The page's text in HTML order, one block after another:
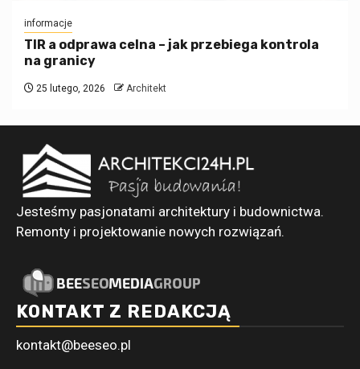
informacje
TIR a odprawa celna – jak przebiega kontrola
na granicy
25 lutego, 2026 Architekt
Jesteśmy pasjonatami architektury i budownictwa.
Remonty i projektowanie nowych rozwiązań.
KONTAKT Z REDAKCJĄ
kontakt@beeseo.pl